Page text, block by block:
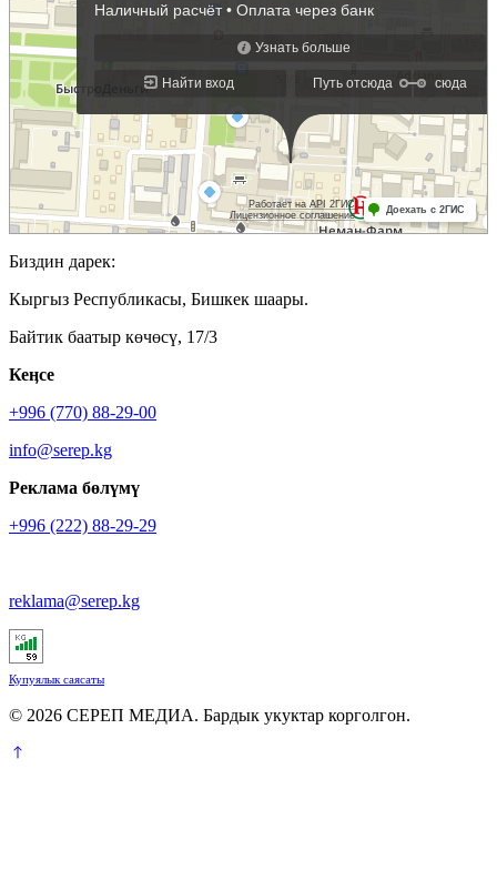
Биздин дарек:
Кыргыз Республикасы, Бишкек шаары.
Байтик баатыр көчөсү, 17/3
Кеӊсе
+996 (770) 88-29-00
info@serep.kg
Реклама бөлүмү
+996 (222) 88-29-29
reklama@serep.kg
Купуялык саясаты
© 2026 СЕРЕП МЕДИА. Бардык укуктар корголгон.